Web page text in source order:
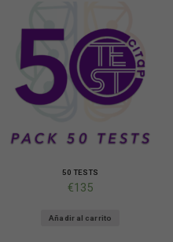
50 TESTS
€135
Añadir al carrito
Estas
cookies no